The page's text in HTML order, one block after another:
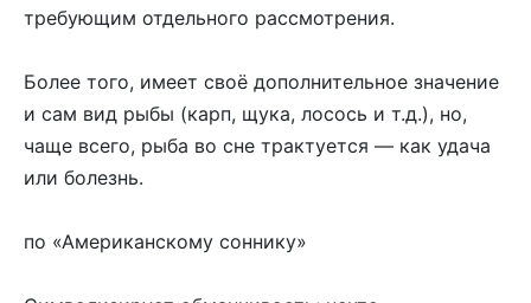
требующим отдельного рассмотрения.
Более того, имеет своё дополнительное значение
и сам вид рыбы (карп, щука, лосось и т.д.), но,
чаще всего, рыба во сне трактуется — как удача
или болезнь.
по «Американскому соннику»